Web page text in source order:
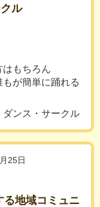
ル
はもちろん
が簡単に踊れる
ンス・サークル
25日
る地域コミュニ